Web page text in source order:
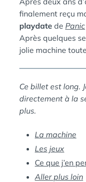
:
finalement reçu
playdate de Panic
Après quelques
jolie machine
Ce billet est long.
directement à la
plus.
La machine
Les jeux
Ce que j’en
Aller plus loin